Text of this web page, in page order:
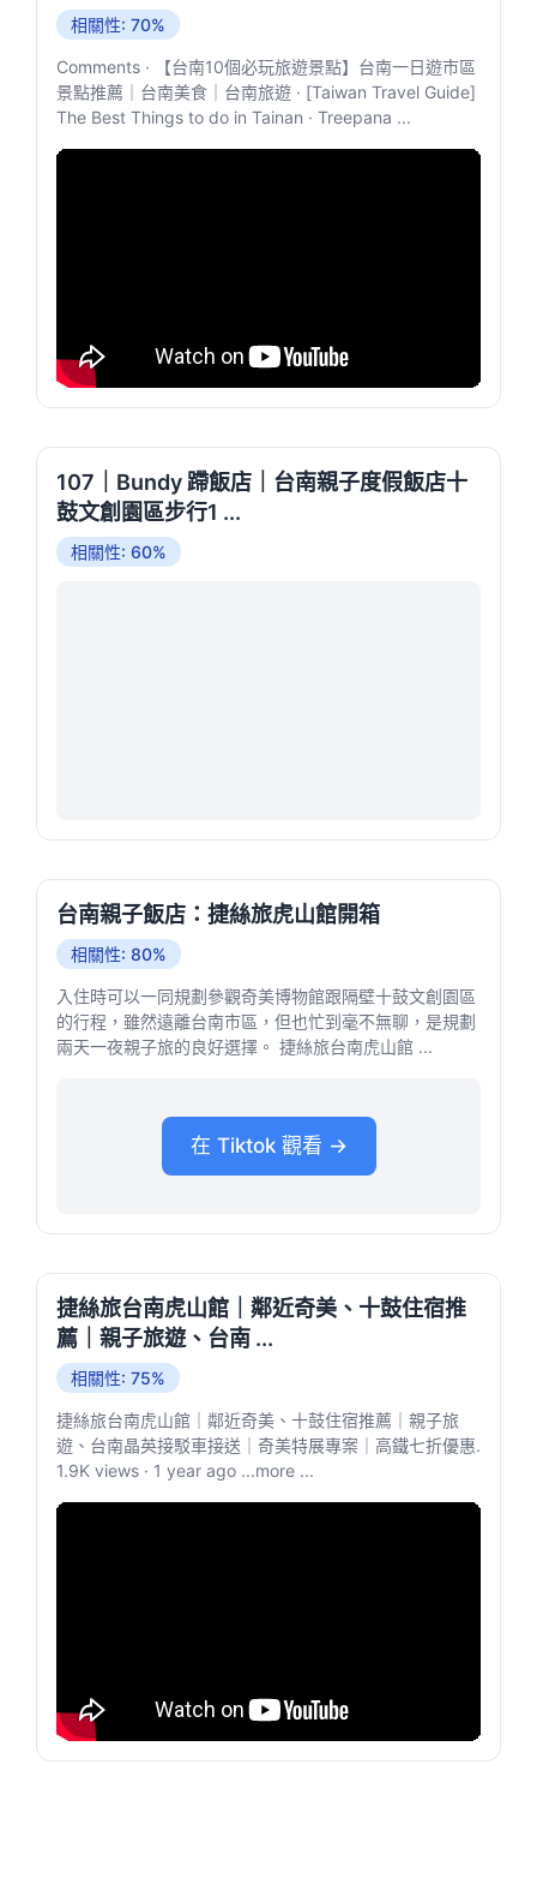
相關性: 70%
Comments · 【台南10個必玩旅遊景點】台南一日遊市區
景點推薦｜台南美食｜台南旅遊 · [Taiwan Travel Guide]
The Best Things to do in Tainan · Treepana ...
107｜Bundy 蹛飯店｜台南親子度假飯店十
鼓文創園區步行1 ...
相關性: 60%
台南親子飯店：捷絲旅虎山館開箱
相關性: 80%
入住時可以一同規劃參觀奇美博物館跟隔壁十鼓文創園區
的行程，雖然遠離台南市區，但也忙到毫不無聊，是規劃
兩天一夜親子旅的良好選擇。 捷絲旅台南虎山館 ...
在 Tiktok 觀看 →
捷絲旅台南虎山館｜鄰近奇美、十鼓住宿推
薦｜親子旅遊、台南 ...
相關性: 75%
捷絲旅台南虎山館｜鄰近奇美、十鼓住宿推薦｜親子旅
遊、台南晶英接駁車接送｜奇美特展專案｜高鐵七折優惠.
1.9K views · 1 year ago ...more ...